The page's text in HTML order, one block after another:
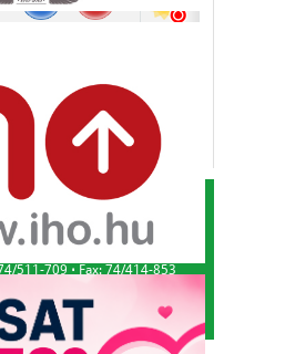
Bt.1993-2026.
András
címe: 7100 Szekszárd, Csokonai
511-709 ⋅ Fax: 74/414-853
17
Cégjegyzékszám: Cg. 17-06-